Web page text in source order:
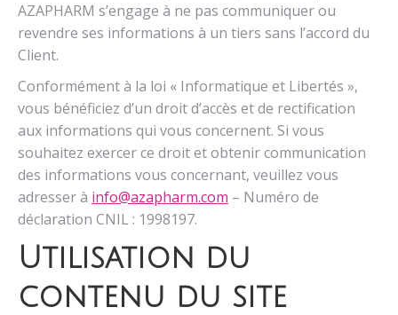
AZAPHARM s’engage à ne pas communiquer ou
revendre ses informations à un tiers sans l’accord du
Client.
Conformément à la loi « Informatique et Libertés »,
vous bénéficiez d’un droit d’accès et de rectification
aux informations qui vous concernent. Si vous
souhaitez exercer ce droit et obtenir communication
des informations vous concernant, veuillez vous
adresser à info@azapharm.com – Numéro de
déclaration CNIL : 1998197.
Utilisation du
contenu du site